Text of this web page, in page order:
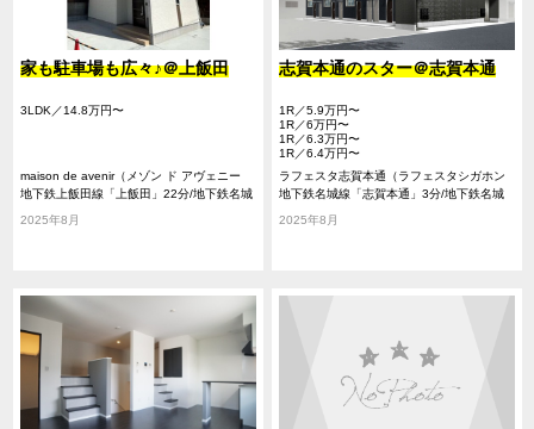
家も駐車場も広々♪＠上飯田
3LDK／14.8万円〜
maison de avenir（メゾン ド アヴェニー
ル）
地下鉄上飯田線「上飯田」22分/地下鉄名城
2025年8月
志賀本通のスター＠志賀本通
1R／5.9万円〜
1R／6万円〜
1R／6.3万円〜
1R／6.4万円〜
ラフェスタ志賀本通（ラフェスタシガホン
ドオリ）
地下鉄名城線「志賀本通」3分/地下鉄名城
2025年8月